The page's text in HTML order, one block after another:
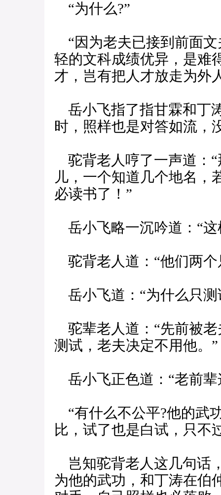
“为什么?”
“因为老夫已接到前面
轻的文科成绩优异，是难
才，岂有把人才放走为外
岳小飞指了指甘霖和丁
时，照样也是对答如流，
驼背老人哼了一声道：
儿，一个知道几个地名，
必读书了！”
岳小飞略一沉吟道：“这
驼背老人道：“他们两个
岳小飞道：“为什么只测
驼辈老人道：“先前被
测试，老夫决定不用他。”
岳小飞正色道：“老前
“有什么不公平?他的武
比，试了也是白试，只不
岂知驼背老人这几句话
为他的武功，和丁涛在伯